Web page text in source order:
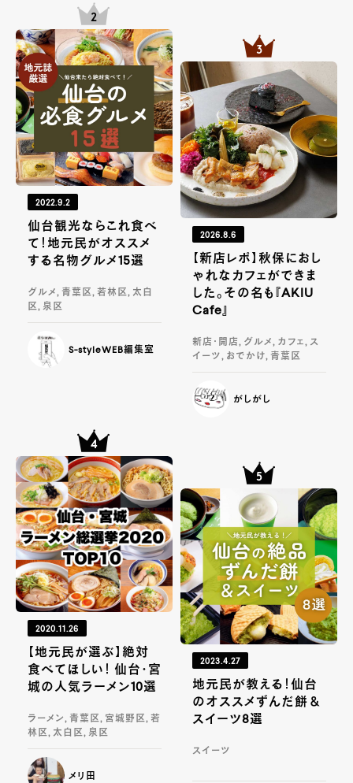
2022.9.2
仙台観光ならこれ食べ
て！地元民がオススメ
する名物グルメ15選
グルメ, 青葉区, 若林区, 太白
区, 泉区
S-styleWEB編集室
2026.8.6
【新店レポ】秋保におし
ゃれなカフェができま
した。その名も『AKIU
Cafe』
新店・開店, グルメ, カフェ, ス
イーツ, おでかけ, 青葉区
がしがし
2020.11.26
【地元民が選ぶ】絶対
食べてほしい！ 仙台・宮
城の人気ラーメン10選
ラーメン, 青葉区, 宮城野区, 若
林区, 太白区, 泉区
メリ田
2023.4.27
地元民が教える！仙台
のオススメずんだ餅＆
スイーツ8選
スイーツ